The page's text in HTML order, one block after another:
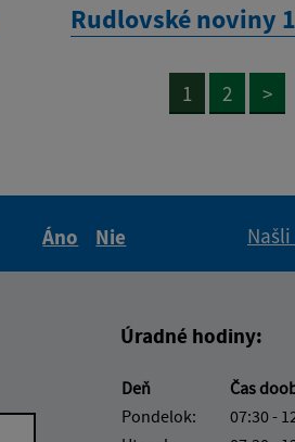
Rudlovské noviny
1 2 >
Áno
Nie
Úradné hodiny:
Deň
Čas
Pondelok:
07:30 -